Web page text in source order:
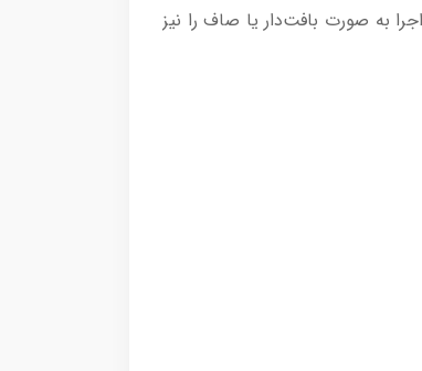
به صورت بافت‌دار یا صاف را نیز